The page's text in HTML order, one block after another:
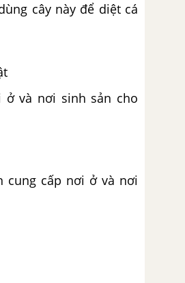
cây này để diệt cá
và nơi sinh sản cho
cung cấp nơi ở và nơi